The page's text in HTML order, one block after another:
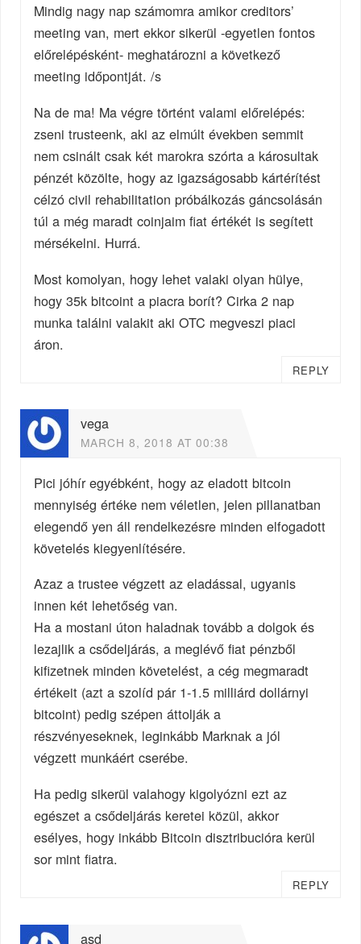
Mindig nagy nap számomra amikor creditors’
meeting van, mert ekkor sikerül -egyetlen fontos
előrelépésként- meghatározni a következő
meeting időpontját. /s
Na de ma! Ma végre történt valami előrelépés:
zseni trusteenk, aki az elmúlt években semmit
nem csinált csak két marokra szórta a károsultak
pénzét közölte, hogy az igazságosabb kártérítést
célzó civil rehabilitation próbálkozás gáncsolásán
túl a még maradt coinjaim fiat értékét is segített
mérsékelni. Hurrá.
Most komolyan, hogy lehet valaki olyan hülye,
hogy 35k bitcoint a piacra borít? Cirka 2 nap
munka találni valakit aki OTC megveszi piaci
áron.
REPLY
vega
MARCH 8, 2018 AT 00:38
Pici jóhír egyébként, hogy az eladott bitcoin
mennyiség értéke nem véletlen, jelen pillanatban
elegendő yen áll rendelkezésre minden elfogadott
követelés kiegyenlítésére.
Azaz a trustee végzett az eladással, ugyanis
innen két lehetőség van.
Ha a mostani úton haladnak tovább a dolgok és
lezajlik a csődeljárás, a meglévő fiat pénzből
kifizetnek minden követelést, a cég megmaradt
értékeit (azt a szolíd pár 1-1.5 milliárd dollárnyi
bitcoint) pedig szépen áttolják a
részvényeseknek, leginkább Marknak a jól
végzett munkáért cserébe.
Ha pedig sikerül valahogy kigolyózni ezt az
egészet a csődeljárás keretei közül, akkor
esélyes, hogy inkább Bitcoin disztribucióra kerül
sor mint fiatra.
REPLY
asd